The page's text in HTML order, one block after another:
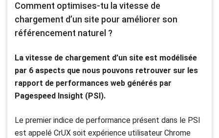
Comment optimises-tu la vitesse de
chargement d’un site pour améliorer son
référencement naturel ?
La vitesse de chargement d’un site est modélisée
par 6 aspects que nous pouvons retrouver sur les
rapport de performances web générés par
Pagespeed Insight (PSI).
Le premier indice de performance présent dans le PSI
est appelé CrUX soit expérience utilisateur Chrome